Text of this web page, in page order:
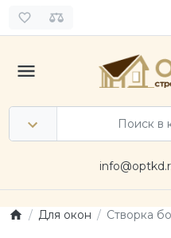
Для окон Створка